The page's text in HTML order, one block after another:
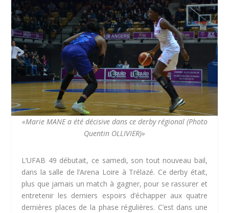
«Marie MANE a été décisive dans ce derby régional (Photo
Quentin OLLIVIER)»
L’UFAB 49 débutait, ce samedi, son tout nouveau bail,
dans la salle de l’Arena Loire à Trélazé. Ce derby était,
plus que jamais un match à gagner, pour se rassurer et
entretenir les derniers espoirs d’échapper aux quatre
dernières places de la phase régulières. C’est dans une